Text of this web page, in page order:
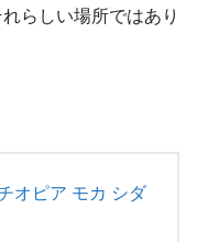
らしい場所ではあり
オピア モカ シダ